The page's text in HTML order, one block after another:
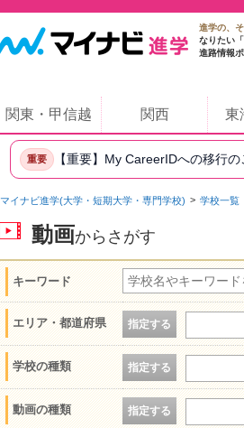
進学の、
なりたい
進路情報
関東・甲信越 関西 東
重要 【重要】My CareerIDへの移行
マイナビ進学(大学・短期大学・専門学校) 学校一覧
動画からさがす
キーワード
エリア・都道府県 指定する
学校の種類 指定する
動画の種類 指定する